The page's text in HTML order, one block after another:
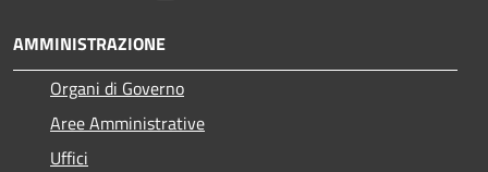
AMMINISTRAZIONE
Organi di Governo
Aree Amministrative
Uffici